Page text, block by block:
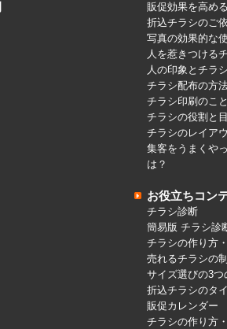
販促効果を高め
折込チラシのご
写真の効果的な
人を惹きつける
人の印象とチラ
チラシ配布の方
チラシ印刷のこ
チラシの役割と
チラシのレイア
集客をうまくや
は？
お役立ちコン
チラシ診断
簡易版 チラシ診
チラシの作り方
売れるチラシの
サイズ選びの3つ
折込チラシのタ
販促カレンダー
チラシの作り方